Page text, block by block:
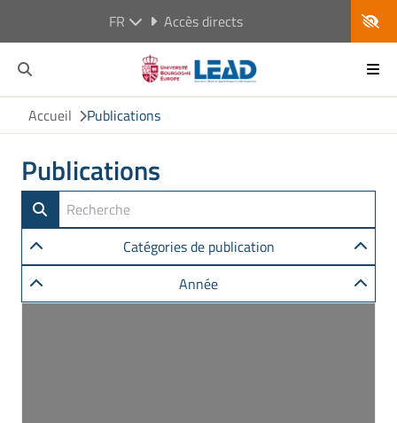
FR Accès directs
Accueil Publications
Publications
Catégories de publication
Année